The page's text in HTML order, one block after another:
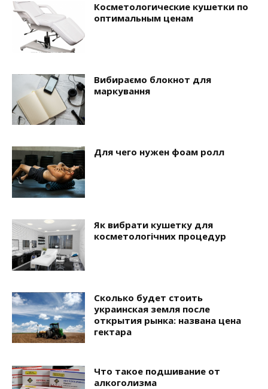
Косметологические кушетки по
оптимальным ценам
Вибираємо блокнот для
маркування
Для чего нужен фоам ролл
Як вибрати кушетку для
косметологічних процедур
Сколько будет стоить
украинская земля после
открытия рынка: названа цена
гектара
Что такое подшивание от
алкоголизма